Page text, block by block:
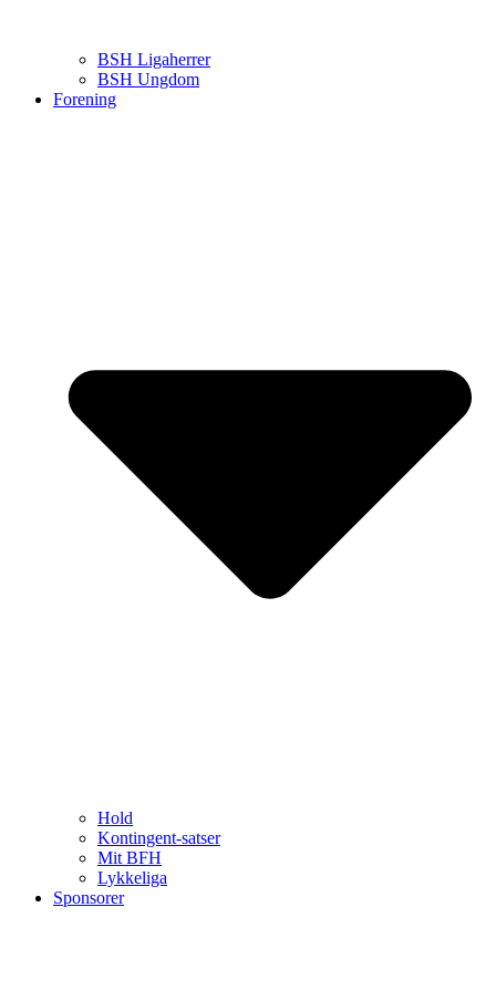
BSH Ligaherrer
BSH Ungdom
Forening
Hold
Kontingent-satser
Mit BFH
Lykkeliga
Sponsorer